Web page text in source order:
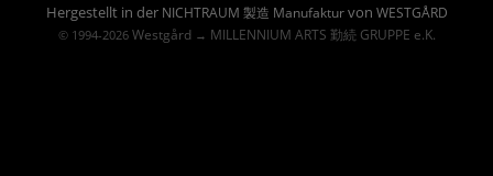
Hergestellt in der NICHTRAUM 製造 Manufakturvon WESTGÅRD
© 1994-2026 Westgård→ MILLENNIUM ARTS 勤続 GRUPPE e.K.